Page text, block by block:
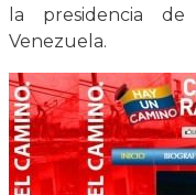
la presidencia
Venezuela.